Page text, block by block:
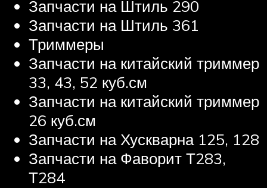
Запчасти на Штиль 290
Запчасти на Штиль 361
Триммеры
Запчасти на китайский триммер
33, 43, 52 куб.см
Запчасти на китайский триммер
26 куб.см
Запчасти на Хускварна 125, 128
Запчасти на Фаворит Т283,
Т284